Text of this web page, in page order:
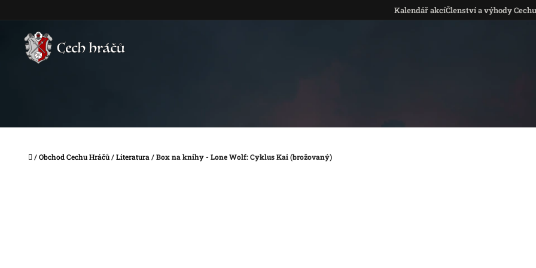
Kalendář akcíČlenství a výhody Cechu
Domů
/Obchod Cechu Hráčů/Literatura/Box na knihy - Lone Wolf: Cyklus Kai (brožovaný)